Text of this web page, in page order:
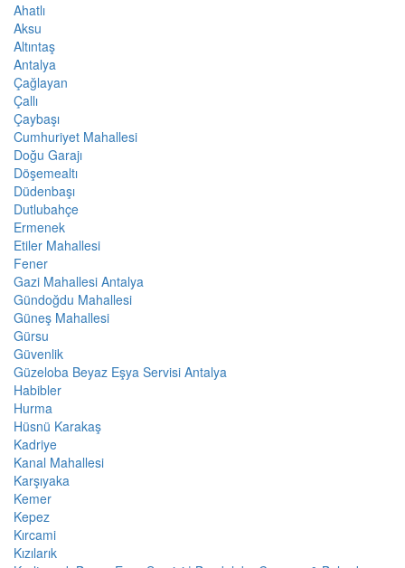
Ahatlı
Aksu
Altıntaş
Antalya
Çağlayan
Çallı
Çaybaşı
Cumhuriyet Mahallesi
Doğu Garajı
Döşemealtı
Düdenbaşı
Dutlubahçe
Ermenek
Etiler Mahallesi
Fener
Gazi Mahallesi Antalya
Gündoğdu Mahallesi
Güneş Mahallesi
Gürsu
Güvenlik
Güzeloba Beyaz Eşya Servisi Antalya
Habibler
Hurma
Hüsnü Karakaş
Kadriye
Kanal Mahallesi
Karşıyaka
Kemer
Kepez
Kırcami
Kızılarık